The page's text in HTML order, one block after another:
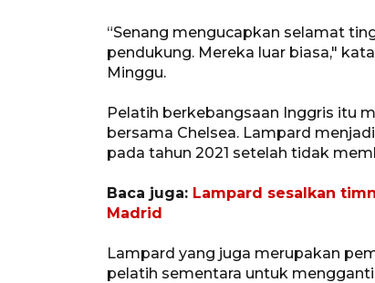
“Senang mengucapkan selamat
pendukung. Mereka luar biasa,"
Minggu.
Pelatih berkebangsaan Inggris itu
bersama Chelsea. Lampard
pada tahun 2021 setelah tidak
Baca juga: Lampard sesalkan
Madrid
Lampard yang juga merupakan
pelatih sementara untuk